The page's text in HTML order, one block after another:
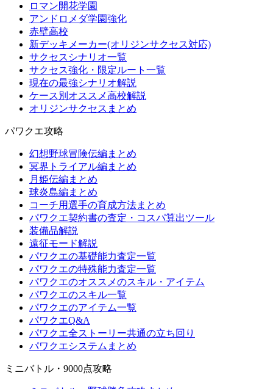
ロマン開花学園
アンドロメダ学園強化
赤壁高校
新デッキメーカー(オリジンサクセス対応)
サクセスシナリオ一覧
サクセス強化・限定ルート一覧
現在の最強シナリオ解説
ケース別オススメ高校解説
オリジンサクセスまとめ
パワクエ攻略
幻想野球冒険伝編まとめ
冥界トライアル編まとめ
月姫伝編まとめ
球炎島編まとめ
コーチ用選手の育成方法まとめ
パワクエ契約書の査定・コスパ算出ツール
装備品解説
遠征モード解説
パワクエの基礎能力査定一覧
パワクエの特殊能力査定一覧
パワクエのオススメのスキル・アイテム
パワクエのスキル一覧
パワクエのアイテム一覧
パワクエQ&A
パワクエ全ストーリー共通の立ち回り
パワクエシステムまとめ
ミニバトル・9000点攻略